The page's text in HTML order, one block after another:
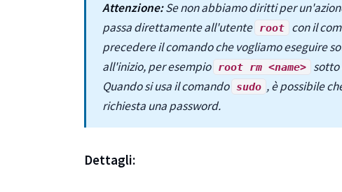
Attenzione:Se non abbiamo diritti per
passa direttamente all'utente root con il
precedere il comando che vogliamo eseguire
all'inizio, per esempio root rm <name> sotto
Quando si usa il comando sudo , è possibile
richiesta una password.
Dettagli: